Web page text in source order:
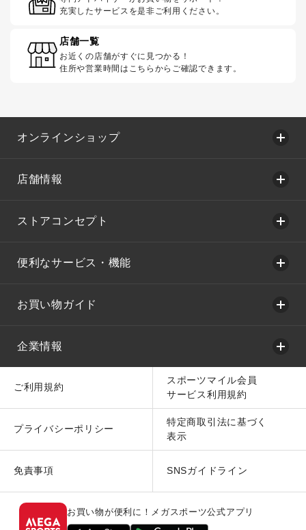
充実したサービスを是非ご利用ください。
店舗一覧
お近くの店舗がすぐに見つかる！
住所や営業時間はこちらからご確認できます。
オンラインショップ
店舗情報
ストアコンセプト
便利なサービス・機能
お買い物ガイド
企業情報
ご利用規約
スポーツマイル会員
サービス利用規約
プライバシーポリシー
特定商取引法に基づく
表示
免責事項 SNSガイドライン
お買い物が便利に！メガスポーツ公式アプリ